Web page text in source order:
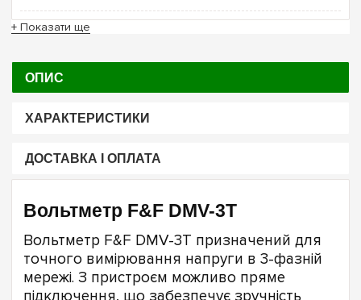
+ Показати ще
ОПИС
ХАРАКТЕРИСТИКИ
ДОСТАВКА І ОПЛАТА
Вольтметр F&F DMV-3T
Вольтметр F&F DMV-3T призначений для
точного вимірювання напруги в 3-фазній
мережі. З пристроєм можливо пряме
підключення, що забезпечує зручність